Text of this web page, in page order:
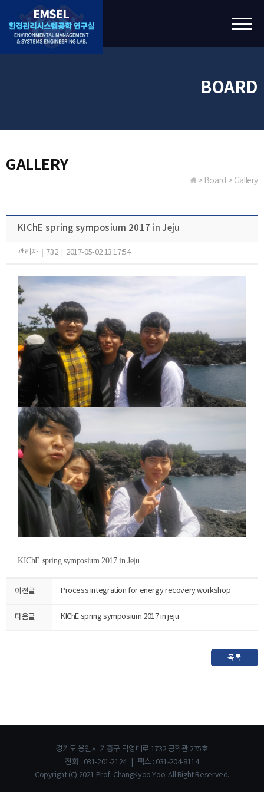
BOARD
GALLERY
> Board > Gallery
KIChE spring symposium 2017 in Jeju
관리자 732 2017-05-02 13:17:54
KIChE spring symposium 2017 in Jeju
이전글 Process integration for energy recovery workshop
다음글 KIChE spring symposium 2017 in jeju
목록
경기도 용인시 기흥구 덕영대로 1732 공학관 275호
전화 : 031-201-2124 | 팩스 : 031-204-8114
Copyright (C) 2021 Prof. ChangKyoo Yoo. All Right Reserved.